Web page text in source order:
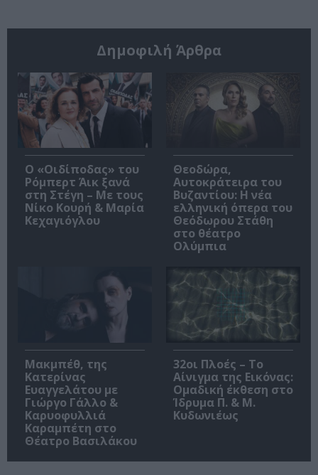
Δημοφιλή Άρθρα
O «Οιδίποδας» του
Ρόμπερτ Άικ ξανά
στη Στέγη – Με τους
Νίκο Κουρή & Μαρία
Κεχαγιόγλου
Θεοδώρα,
Αυτοκράτειρα του
Βυζαντίου: Η νέα
ελληνική όπερα του
Θεόδωρου Στάθη
στο θέατρο
Ολύμπια
Μακμπέθ, της
Κατερίνας
Ευαγγελάτου με
Γιώργο Γάλλο &
Καρυοφυλλιά
Καραμπέτη στο
Θέατρο Βασιλάκου
32οι Πλοές – Το
Αίνιγμα της Εικόνας:
Ομαδική έκθεση στο
Ίδρυμα Π. & Μ.
Κυδωνιέως